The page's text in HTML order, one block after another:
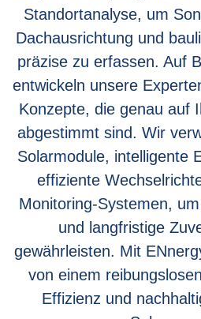
Standortanalyse, um
Dachausrichtung und
präzise zu erfassen. Auf
entwickeln unsere
Konzepte, die genau auf
abgestimmt sind. Wir
Solarmodule, intelligente
effiziente
Monitoring-Systemen,
und langfristige
gewährleisten. Mit
von einem
Effizienz und